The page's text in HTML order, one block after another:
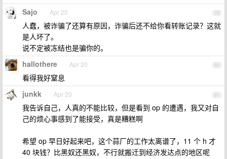
79
Sajo Apr 20
人蠢，被诈骗了还算有原因，诈骗后还不给你看转账记录？这就
是人坏了。
说不定被冻结也是骗你的。
80
hallothere Apr 20
看得我好窒息
81
junkk Apr 20
我告诉自己，人真的不能比较，但是看到 op 的遭遇，我又对自
己的烦心事感到了能接受，真是糟糕啊
希望 op 早日好起来吧，这个蒜厂的工作太离谱了，11 个 h 才
40 块钱？比黑奴还黑奴，不行就搬迁到经济发达点的地区呢